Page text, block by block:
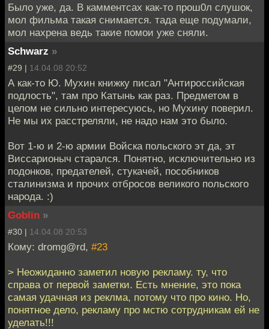
Было уже, да. В камментсах как-то прош0л слушок,
мол фильма такая снимается. тада еще подумали,
мол нахрена ведь такие помои уже сняли.
Schwarz »
#29 | 14.04.08 20:52
А как-то Ю. Мухин книжку писал "Антироссийская
подлость", там про Катынь как раз. Предметом в
целом не сильно интересуюсь, но Мухину поверил.
Не мы их расстреляли, не надо нам это было.
Вот 1-ю и 2-ю армии Войска польского эт да, эт
Виссарионыч старался. Понятно, исключительно из
подонков, предателей, стукачей, пособников
сталинизма и прочих отбросов великого польского
народа. :)
Goblin »
#30 | 14.04.08 20:53
Кому: dromg@rd, #23
> Неожиданно заметил новую рекламу. ту, что
справа от первой заметки. Есть мнение, это пока
самая удачная из реклма, потому что про кино. Но,
понятное дело, рекламу про мстю сотрудникам ей не
уделать!!!